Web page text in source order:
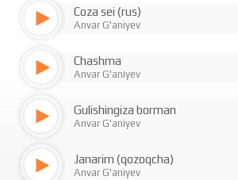
Coza sei (rus)
Anvar G'aniyev
Chashma
Anvar G'aniyev
Gulishingiza borman
Anvar G'aniyev
Janarim (qozoqcha)
Anvar G'aniyev